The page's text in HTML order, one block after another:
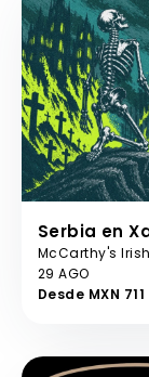
Serbia en
McCarthy's
29 AGO
Desde MXN 711